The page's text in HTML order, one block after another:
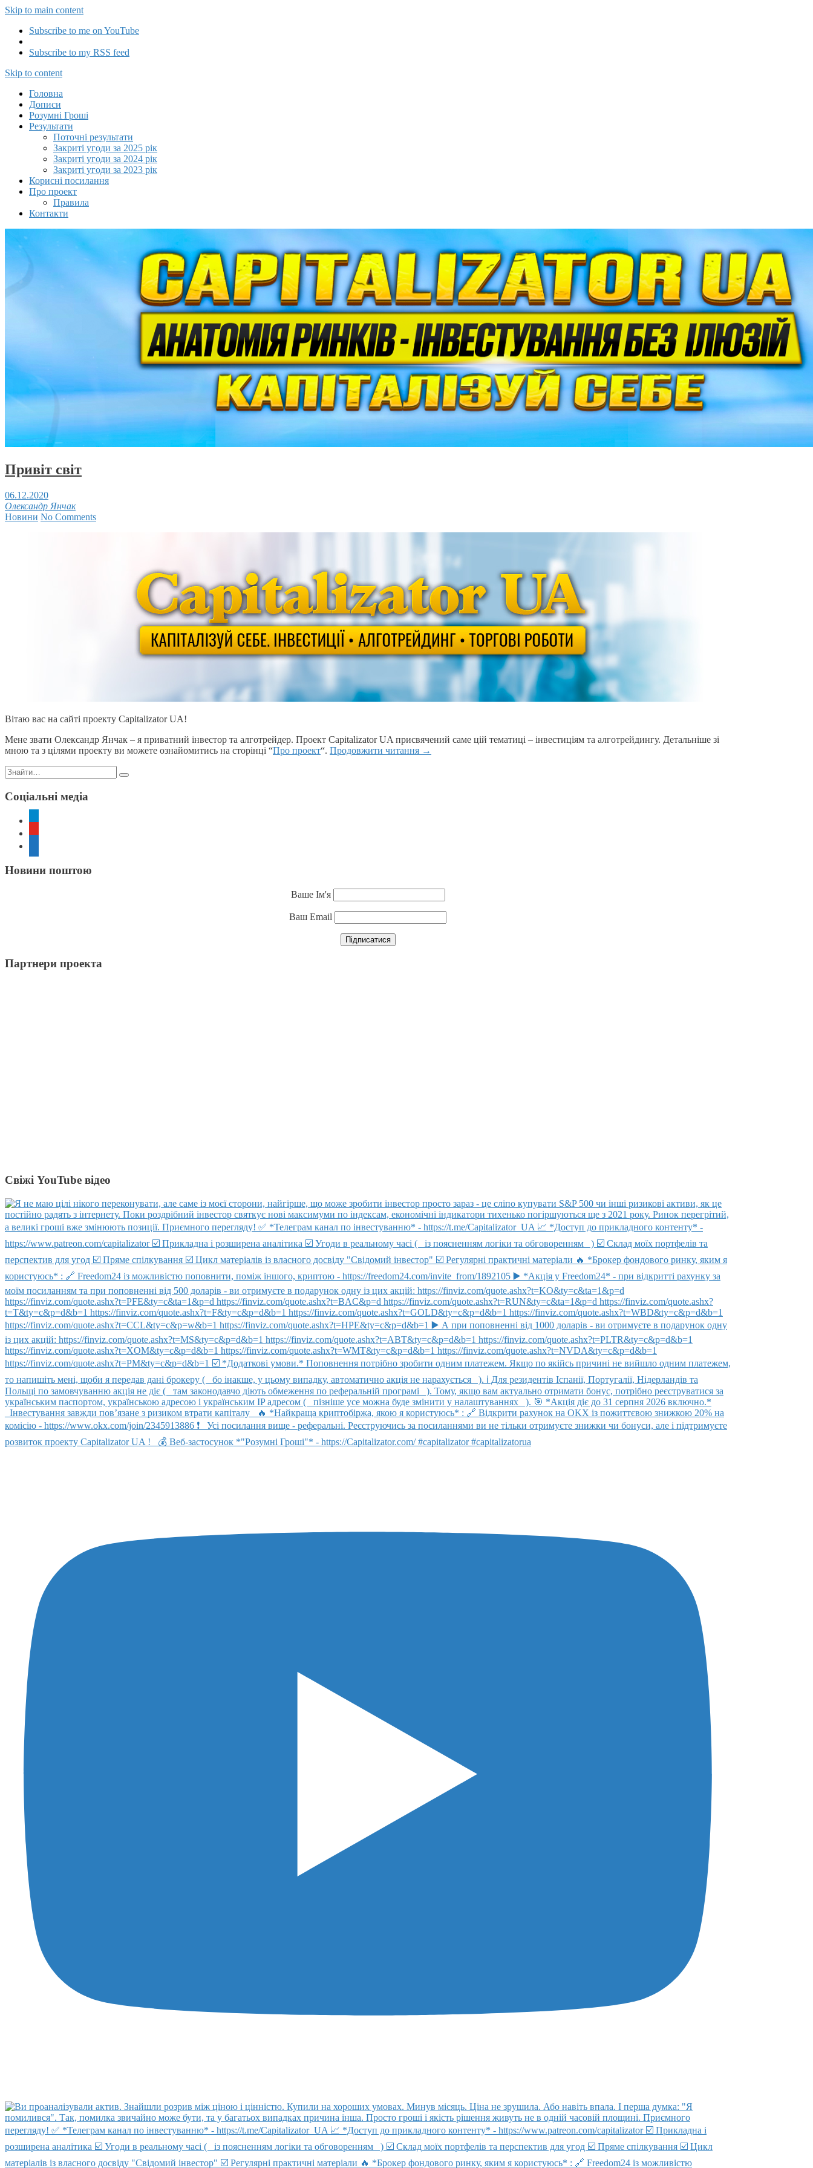
Skip to main content
Subscribe to me on YouTube
Subscribe to my RSS feed
Capitalizator UA
Skip to content
Головна
Дописи
Розумні Гроші
Результати
Поточні результати
Закриті угоди за 2025 рік
Закриті угоди за 2024 рік
Закриті угоди за 2023 рік
Корисні посилання
Про проект
Правила
Контакти
Привіт світ
06.12.2020
Олександр Янчак
Новини No Comments
Вітаю вас на сайті проекту Capitalizator UA!
Мене звати Олександр Янчак – я приватний інвестор та алготрейдер. Проект Capitalizator UA присвячений саме цій тематиці – інвестиціям та алготрейдингу. Детальніше зі
мною та з цілями проекту ви можете ознайомитись на сторінці “Про проект“. Продовжити читання →
Пошук:
Соціальні медіа
Новини поштою
Ваше Ім'я
Ваш Email
Партнери проекта
Свіжі YouTube відео